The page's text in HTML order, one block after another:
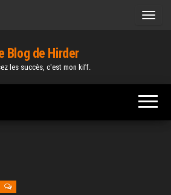
Blog de Hirder
les succès, c'est mon kiff.